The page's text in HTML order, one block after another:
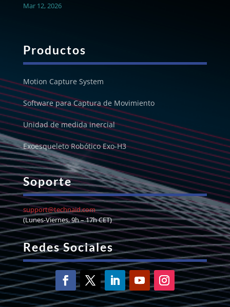
Mar 12, 2026
Productos
Motion Capture System
Software para Captura de Movimiento
Unidad de medida inercial
Exoesqueleto Robótico Exo-H3
Soporte
support@technaid.com
(Lunes-Viernes, 9h – 17h CET)
Redes Sociales